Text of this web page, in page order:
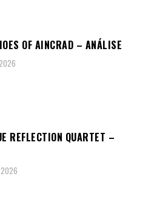
OF AINCRAD – ANÁLISE
REFLECTION QUARTET –
2026